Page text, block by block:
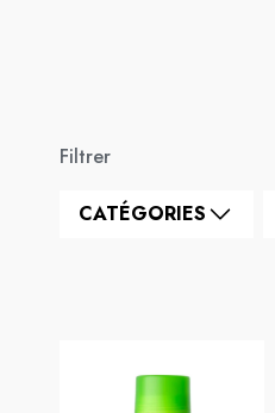
Filtrer
CATÉGORIES